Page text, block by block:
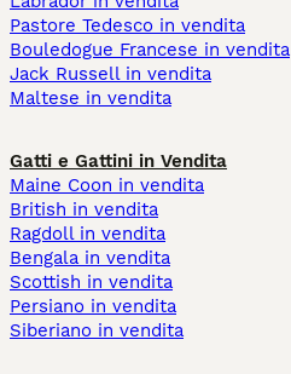
Pastore Tedesco in vendita
Bouledogue Francese in vendita
Jack Russell in vendita
Maltese in vendita
Gatti e Gattini in Vendita
Maine Coon in vendita
British in vendita
Ragdoll in vendita
Bengala in vendita
Scottish in vendita
Persiano in vendita
Siberiano in vendita